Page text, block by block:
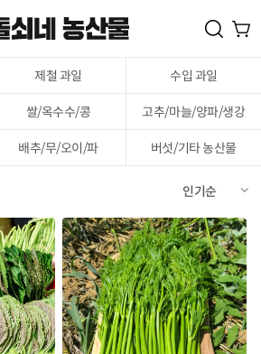
제철 과일 수입 과일
쌀/옥수수/콩 고추/마늘/양파/생강
배추/무/오이/파 버섯/기타 농산물
인기순